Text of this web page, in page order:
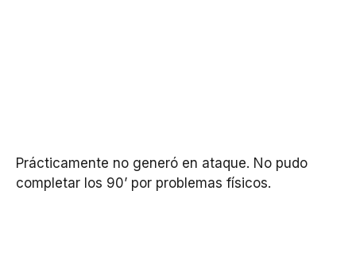
Prácticamente no generó en ataque. No pudo
completar los 90’ por problemas físicos.